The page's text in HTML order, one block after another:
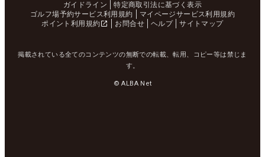
ガイドライン
特定商取引法に基づく表示
ゴルフ場予約サービス利用規約
マイページサービス利用規約
ポイント利用規約
お問合せ ヘルプ サイトマップ
掲載されている全てのコンテンツの無断での転載、転用、コピー等は禁じま
す。
© ALBA Net